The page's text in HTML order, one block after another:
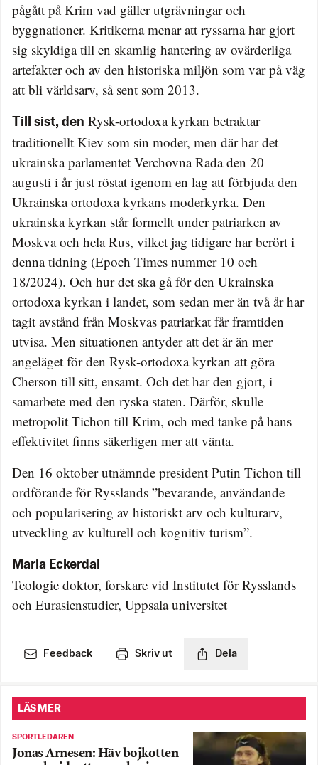
pågått på Krim vad gäller utgrävningar och
byggnationer. Kritikerna menar att ryssarna har gjort
sig skyldiga till en skamlig hantering av ovärderliga
artefakter och av den historiska miljön som var på väg
att bli världsarv, så sent som 2013.
Till sist, den Rysk-ortodoxa kyrkan betraktar
traditionellt Kiev som sin moder, men där har det
ukrainska parlamentet Verchovna Rada den 20
augusti i år just röstat igenom en lag att förbjuda den
Ukrainska ortodoxa kyrkans moderkyrka. Den
ukrainska kyrkan står formellt under patriarken av
Moskva och hela Rus, vilket jag tidigare har berört i
denna tidning (Epoch Times nummer 10 och
18/2024). Och hur det ska gå för den Ukrainska
ortodoxa kyrkan i landet, som sedan mer än två år har
tagit avstånd från Moskvas patriarkat får framtiden
utvisa. Men situationen antyder att det är än mer
angeläget för den Rysk-ortodoxa kyrkan att göra
Cherson till sitt, ensamt. Och det har den gjort, i
samarbete med den ryska staten. Därför, skulle
metropolit Tichon till Krim, och med tanke på hans
effektivitet finns säkerligen mer att vänta.
Den 16 oktober utnämnde president Putin Tichon till
ordförande för Rysslands ”bevarande, användande
och popularisering av historiskt arv och kulturarv,
utveckling av kulturell och kognitiv turism”.
Maria Eckerdal
Teologie doktor, forskare vid Institutet för Rysslands
och Eurasienstudier, Uppsala universitet
Feedback Skriv ut Dela
LÄS MER
SPORTLEDAREN
Jonas Arnesen: Häv bojkotten